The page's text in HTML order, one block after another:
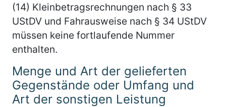
(14) Kleinbetragsrechnungen nach § 33
UStDV und Fahrausweise nach § 34 UStDV
müssen keine fortlaufende Nummer
enthalten.
Menge und Art der gelieferten
Gegenstände oder Umfang und
Art der sonstigen Leistung